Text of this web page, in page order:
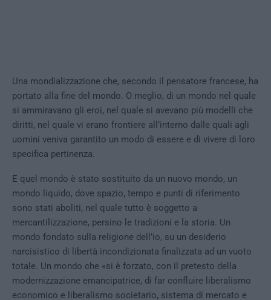
Una mondializzazione che, secondo il pensatore francese, ha
portato alla fine del mondo. O meglio, di un mondo nel quale
si ammiravano gli eroi, nel quale si avevano più modelli che
diritti, nel quale vi erano frontiere all’interno dalle quali agli
uomini veniva garantito un modo di essere e di vivere di loro
specifica pertinenza.
E quel mondo è stato sostituito da un nuovo mondo, un
mondo liquido, dove spazio, tempo e punti di riferimento
sono stati aboliti, nel quale tutto è soggetto a
mercantilizzazione, persino le tradizioni e la storia. Un
mondo fondato sulla religione dell’io, su un desiderio
narcisistico di libertà incondizionata finalizzata ad un vuoto
totale. Un mondo che «si è forzato, con il pretesto della
modernizzazione emancipatrice, di far confluire liberalismo
economico e liberalismo societario, sistema di mercato e